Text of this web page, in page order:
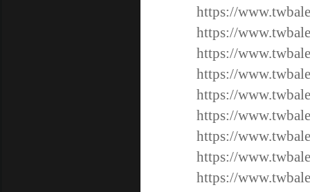
https://
https://
https://
https://
https://
https://
https://
https://
https://